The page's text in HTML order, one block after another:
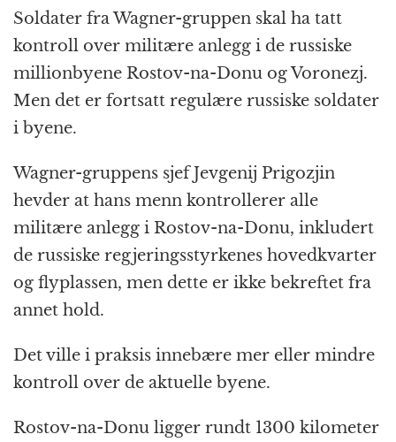
Soldater fra Wagner-gruppen skal ha tatt
kontroll over militære anlegg i de russiske
millionbyene Rostov-na-Donu og Voronezj.
Men det er fortsatt regulære russiske soldater
i byene.
Wagner-gruppens sjef Jevgenij Prigozjin
hevder at hans menn kontrollerer alle
militære anlegg i Rostov-na-Donu, inkludert
de russiske regjeringsstyrkenes hovedkvarter
og flyplassen, men dette er ikke bekreftet fra
annet hold.
Det ville i praksis innebære mer eller mindre
kontroll over de aktuelle byene.
Rostov-na-Donu ligger rundt 1300 kilometer